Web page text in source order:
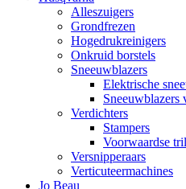
Alleszuigers
Grondfrezen
Hogedrukreinigers
Onkruid borstels
Sneeuwblazers
Elektrische
Sneeuwblazers
Verdichters
Stampers
Voorwaardse
Versnipperaars
Verticuteermachines
Jo Beau